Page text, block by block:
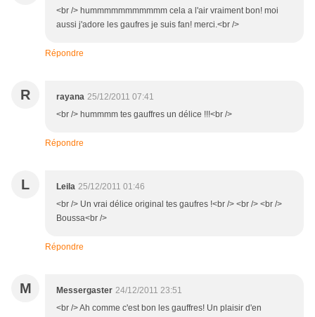
<br /> hummmmmmmmmmm cela a l'air vraiment bon! moi
aussi j'adore les gaufres je suis fan! merci.<br />
Répondre
R rayana 25/12/2011 07:41
<br /> hummmm tes gauffres un délice !!!<br />
Répondre
L Leila 25/12/2011 01:46
<br /> Un vrai délice original tes gaufres !<br /> <br /> <br />
Boussa<br />
Répondre
M Messergaster 24/12/2011 23:51
<br /> Ah comme c'est bon les gauffres! Un plaisir d'en